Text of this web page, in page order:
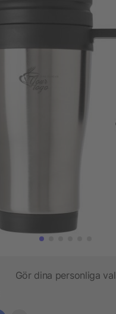
Gör dina personliga val